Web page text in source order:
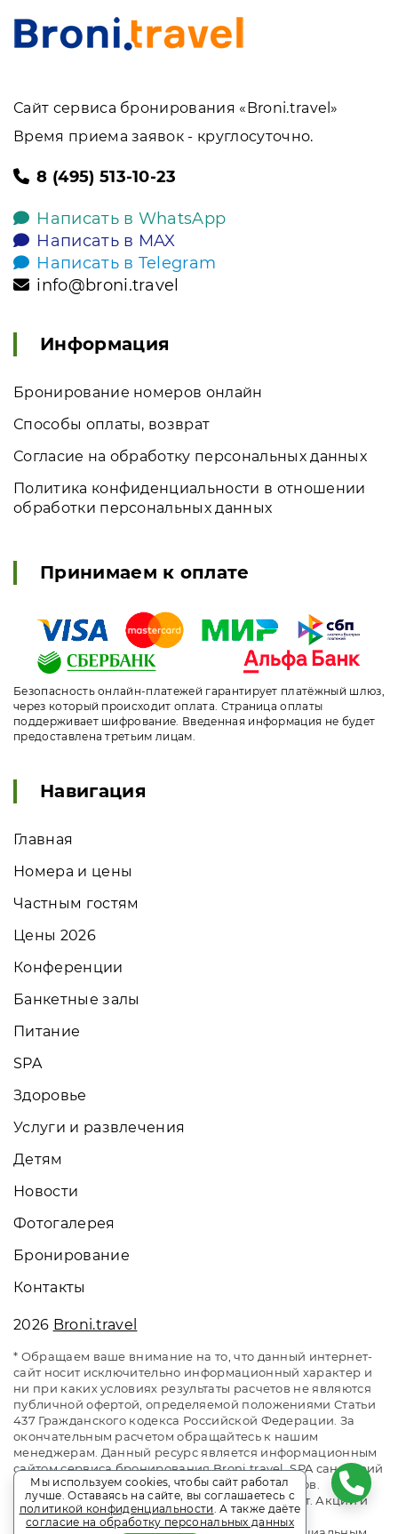
Сайт сервиса бронирования «Broni.travel»
Время приема заявок - круглосуточно.
8 (495) 513-10-23
Написать в WhatsApp
Написать в MAX
Написать в Telegram
info@broni.travel
Информация
Бронирование номеров онлайн
Способы оплаты, возврат
Согласие на обработку персональных данных
Политика конфиденциальности в отношении
обработки персональных данных
Принимаем к оплате
Безопасность онлайн-платежей гарантирует платёжный шлюз,
через который происходит оплата. Страница оплаты
поддерживает шифрование. Введенная информация не будет
предоставлена третьим лицам.
Навигация
Главная
Номера и цены
Частным гостям
Цены 2026
Конференции
Банкетные залы
Питание
SPA
Здоровье
Услуги и развлечения
Детям
Новости
Фотогалерея
Бронирование
Контакты
2026 Broni.travel
* Обращаем ваше внимание на то, что данный интернет-
сайт носит исключительно информационный характер и
ни при каких условиях результаты расчетов не являются
публичной офертой, определяемой положениями Статьи
437 Гражданского кодекса Российской Федерации. За
окончательным расчетом обращайтесь к нашим
менеджерам. Данный ресурс является информационным
сайтом сервиса бронирования Broni.travel. SPA санаторий
«Солотча». Сайт онлайн бронирования номеров.
Актуальные цены, прайс-листы и наличие мест. Акции и
спецпредложения. Выгодное бронирование.
Мы используем cookies, чтобы сайт работал
лучше. Оставаясь на сайте, вы соглашаетесь с
политикой конфиденциальности. А также даёте
согласие на обработку персональных данных